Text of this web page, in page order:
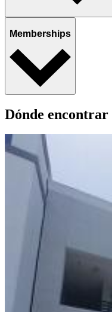
Memberships
Dónde